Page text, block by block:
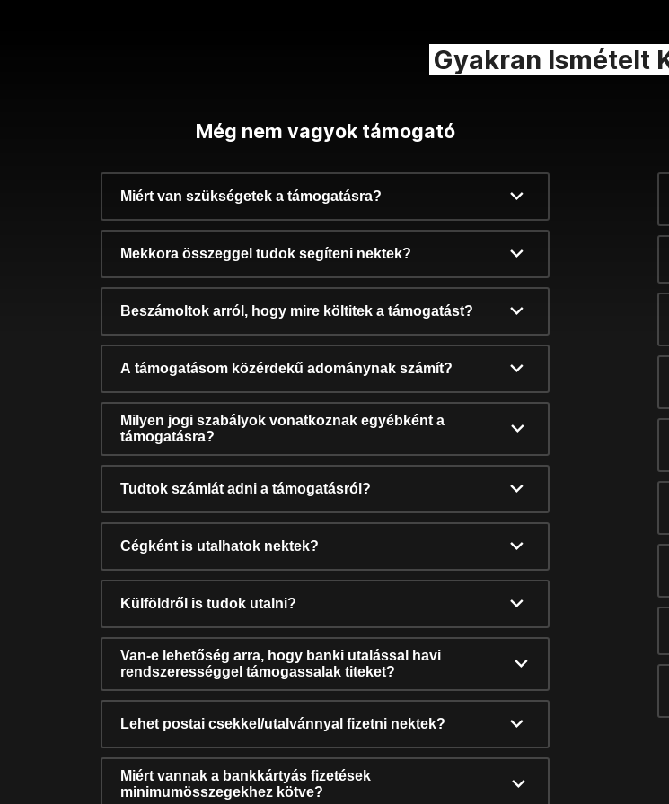
Gyakran Ismételt
Még nem vagyok támogató
Miért van szükségetek a támogatásra?
Mekkora összeggel tudok segíteni nektek?
Beszámoltok arról, hogy mire költitek a támogatást?
A támogatásom közérdekű adománynak számít?
Milyen jogi szabályok vonatkoznak egyébként a
támogatásra?
Tudtok számlát adni a támogatásról?
Cégként is utalhatok nektek?
Külföldről is tudok utalni?
Van-e lehetőség arra, hogy banki utalással havi
rendszerességgel támogassalak titeket?
Lehet postai csekkel/utalvánnyal fizetni nektek?
Miért vannak a bankkártyás fizetések
minimumösszegekhez kötve?